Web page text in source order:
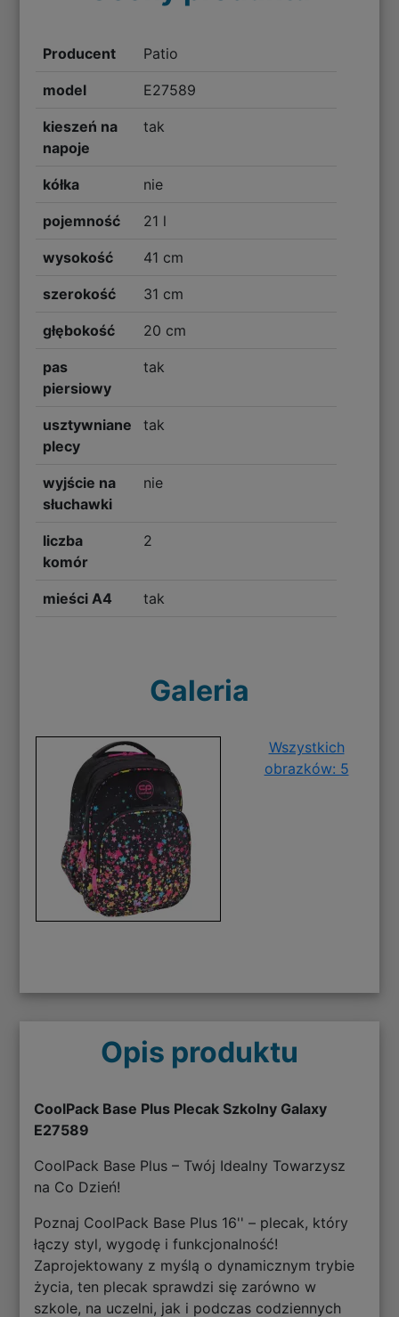
Producent Patio
model E27589
kieszeń na
napoje
tak
kółka nie
pojemność 21 l
wysokość 41 cm
szerokość 31 cm
głębokość 20 cm
pas
piersiowy
tak
usztywniane
plecy
tak
wyjście na
słuchawki
nie
liczba
komór
2
mieści A4 tak
Galeria
Wszystkich
obrazków: 5
Opis produktu
CoolPack Base Plus Plecak Szkolny Galaxy
E27589
CoolPack Base Plus – Twój Idealny Towarzysz
na Co Dzień!
Poznaj CoolPack Base Plus 16'' – plecak, który
łączy styl, wygodę i funkcjonalność!
Zaprojektowany z myślą o dynamicznym trybie
życia, ten plecak sprawdzi się zarówno w
szkole, na uczelni, jak i podczas codziennych